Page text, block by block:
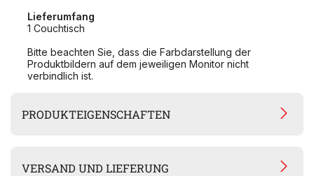
Lieferumfang
1 Couchtisch
Bitte beachten Sie, dass die Farbdarstellung der
Produktbildern auf dem jeweiligen Monitor nicht
verbindlich ist.
PRODUKTEIGENSCHAFTEN
VERSAND UND LIEFERUNG